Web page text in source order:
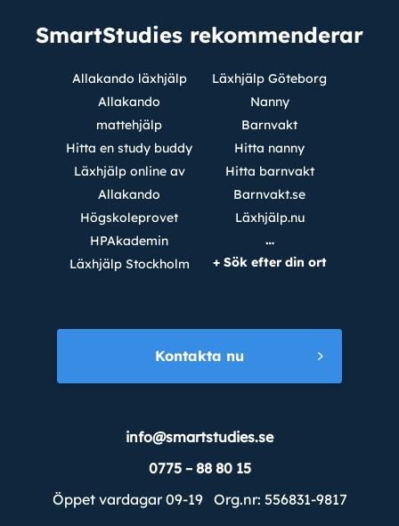
SmartStudies rekommenderar
Allakando läxhjälp
Allakando
mattehjälp
Hitta en study buddy
Läxhjälp online av
Allakando
Högskoleprovet
HPAkademin
Läxhjälp Stockholm
Läxhjälp Göteborg
Nanny
Barnvakt
Hitta nanny
Hitta barnvakt
Barnvakt.se
Läxhjälp.nu
…
+ Sök efter din ort
info@smartstudies.se
0775 – 88 80 15
Öppet vardagar 09-19 Org.nr: 556831-9817
Kontakta nu